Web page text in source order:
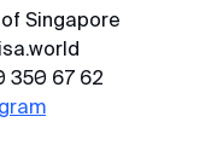
Singapore
350 67 62